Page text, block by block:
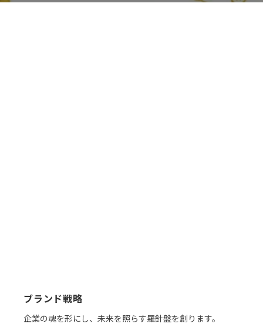
ブランド戦略
企業の魂を形にし、未来を照らす羅針盤を創ります。